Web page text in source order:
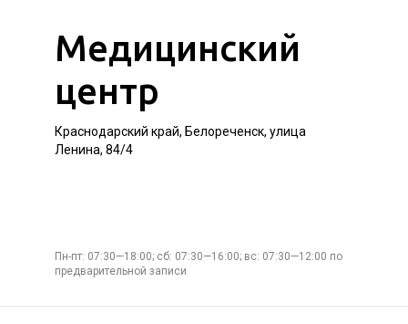
Медицинский
центр
Краснодарский край, Белореченск, улица
Ленина, 84/4
Пн-пт: 07:30—18:00; сб: 07:30—16:00; вс: 07:30—12:00 по
предварительной записи